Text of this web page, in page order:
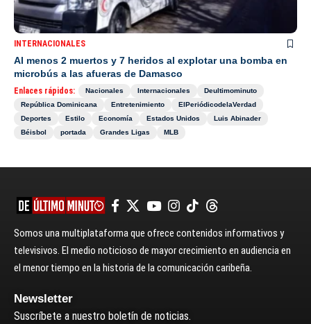
INTERNACIONALES
Al menos 2 muertos y 7 heridos al explotar una bomba en
microbús a las afueras de Damasco
Enlaces rápidos: Nacionales Internacionales
Deultimominuto
República Dominicana
Entretenimiento
ElPeriódicodelaVerdad
Deportes
Estilo Economía Estados Unidos
Luis Abinader
Béisbol
portada Grandes Ligas MLB
Somos una multiplataforma que ofrece contenidos informativos y
televisivos. El medio noticioso de mayor crecimiento en audiencia en
el menor tiempo en la historia de la comunicación caribeña.
Newsletter
Suscríbete a nuestro boletín de noticias.